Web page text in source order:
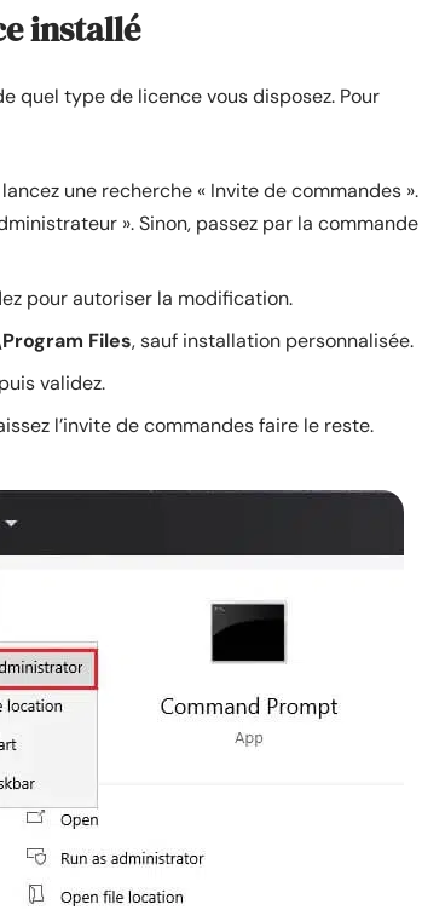
installé
quel type de licence vous disposez. Pour
une recherche « Invite de commandes ».
». Sinon, passez par la commande
pour autoriser la modification.
Files, sauf installation personnalisée.
validez.
l’invite de commandes faire le reste.